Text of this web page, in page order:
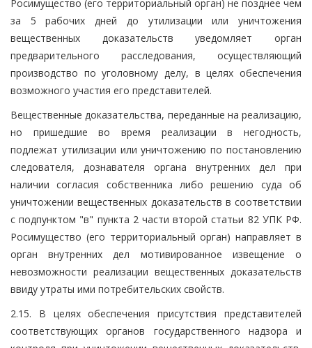
Росимущество (его территориальный орган) не позднее чем
за 5 рабочих дней до утилизации или уничтожения
вещественных доказательств уведомляет орган
предварительного расследования, осуществляющий
производство по уголовному делу, в целях обеспечения
возможного участия его представителей.
Вещественные доказательства, переданные на реализацию,
но пришедшие во время реализации в негодность,
подлежат утилизации или уничтожению по постановлению
следователя, дознавателя органа внутренних дел при
наличии согласия собственника либо решению суда об
уничтожении вещественных доказательств в соответствии
с подпунктом "в" пункта 2 части второй статьи 82 УПК РФ.
Росимущество (его территориальный орган) направляет в
орган внутренних дел мотивированное извещение о
невозможности реализации вещественных доказательств
ввиду утраты ими потребительских свойств.
2.15. В целях обеспечения присутствия представителей
соответствующих органов государственного надзора и